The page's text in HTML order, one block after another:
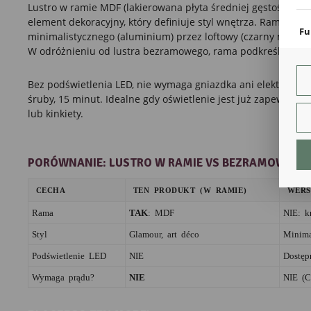
Lustro w ramie MDF (lakierowana płyta średniej gęstości,
element dekoracyjny, który definiuje styl wnętrza. Rama
minimalistycznego (aluminium) przez loftowy (czarny metal/
W odróżnieniu od lustra bezramowego, rama podkreśla
Bez podświetlenia LED, nie wymaga gniazdka ani elektryka.
śruby, 15 minut. Idealne gdy oświetlenie jest już
lub kinkiety.
PORÓWNANIE: LUSTRO W RAMIE VS BEZRAMOWE
CECHA TEN PRODUKT (W RAMIE)
Rama TAK: MDF NIE:
Styl Glamour, art déco
Podświetlenie LED NIE
Wymaga prądu? NIE NIE